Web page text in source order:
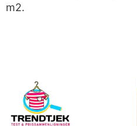
m2.